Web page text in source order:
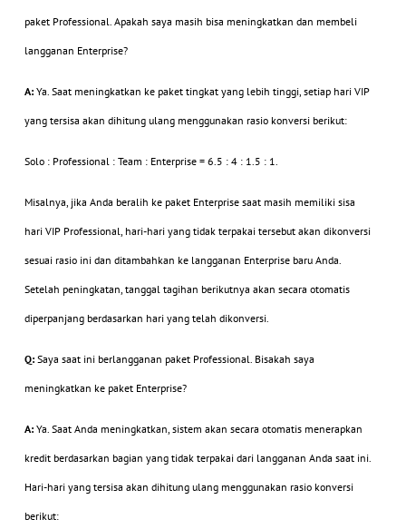
paket Professional. Apakah saya masih bisa meningkatkan dan membeli
langganan Enterprise?
A:Ya. Saat meningkatkan ke paket tingkat yang lebih tinggi, setiap hari VIP
yang tersisa akan dihitung ulang menggunakan rasio konversi berikut:
Solo : Professional : Team : Enterprise = 6.5 : 4 : 1.5 : 1.
Misalnya, jika Anda beralih ke paket Enterprise saat masih memiliki sisa
hari VIP Professional, hari-hari yang tidak terpakai tersebut akan dikonversi
sesuai rasio ini dan ditambahkan ke langganan Enterprise baru Anda.
Setelah peningkatan, tanggal tagihan berikutnya akan secara otomatis
diperpanjang berdasarkan hari yang telah dikonversi.
Q:Saya saat ini berlangganan paket Professional. Bisakah saya
meningkatkan ke paket Enterprise?
A:Ya. Saat Anda meningkatkan, sistem akan secara otomatis menerapkan
kredit berdasarkan bagian yang tidak terpakai dari langganan Anda saat ini.
Hari-hari yang tersisa akan dihitung ulang menggunakan rasio konversi
berikut: